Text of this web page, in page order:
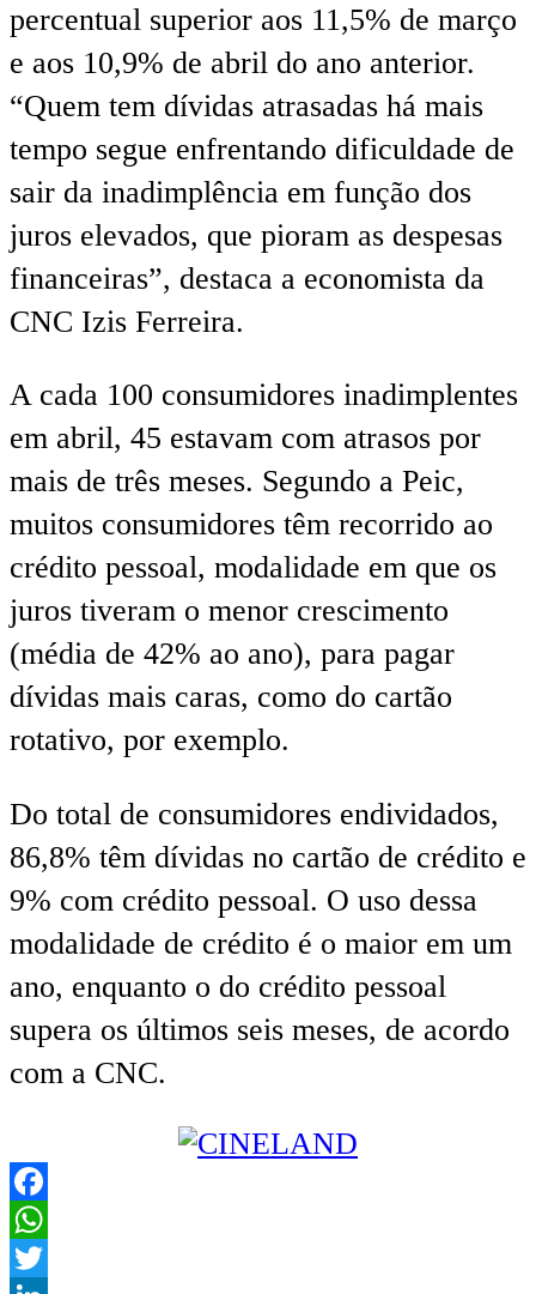
percentual superior aos 11,5% de março
e aos 10,9% de abril do ano anterior.
“Quem tem dívidas atrasadas há mais
tempo segue enfrentando dificuldade de
sair da inadimplência em função dos
juros elevados, que pioram as despesas
financeiras”, destaca a economista da
CNC Izis Ferreira.
A cada 100 consumidores inadimplentes
em abril, 45 estavam com atrasos por
mais de três meses. Segundo a Peic,
muitos consumidores têm recorrido ao
crédito pessoal, modalidade em que os
juros tiveram o menor crescimento
(média de 42% ao ano), para pagar
dívidas mais caras, como do cartão
rotativo, por exemplo.
Do total de consumidores endividados,
86,8% têm dívidas no cartão de crédito e
9% com crédito pessoal. O uso dessa
modalidade de crédito é o maior em um
ano, enquanto o do crédito pessoal
supera os últimos seis meses, de acordo
com a CNC.
Facebook
WhatsApp